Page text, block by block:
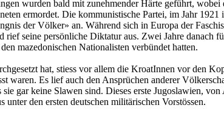
wurden bald mit zunehmender Härte geführt,
ermordet. Die kommunistische Partei, im Jahr
der Völker» an. Während sich in Europa der
seine persönliche Diktatur aus. Zwei Jahre
mazedonischen Nationalisten verbündet hatten.
hat, stiess vor allem die KroatInnen vor den
waren. Es lief auch den Ansprüchen anderer
gar keine Slawen sind. Dieses erste Jugoslawien,
den ersten deutschen militärischen Vorstössen.